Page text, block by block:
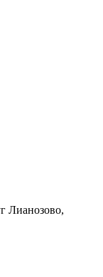
Лианозово,